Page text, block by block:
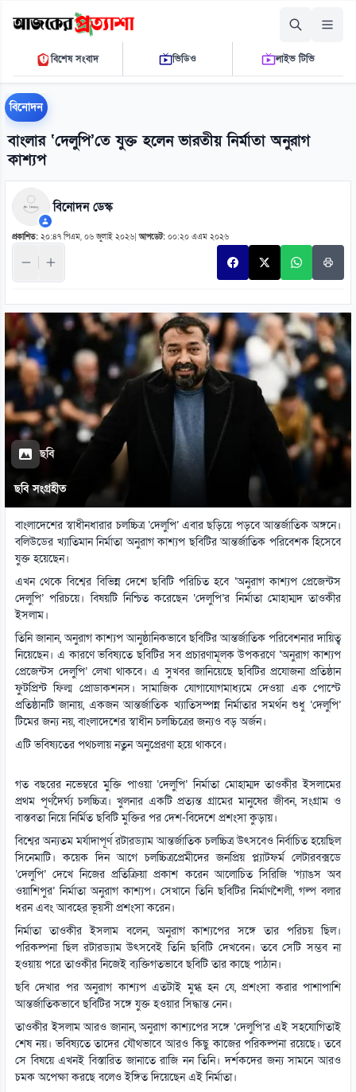
শনিবার, ০৮ আগস্ট ২০২৬
০৮:১৪:৩৪ এ.এম.THE DAILY AJKER PROTTASHA
বিশেষ সংবাদ ভিডিও লাইভ টিভি
বিনোদন
বাংলার ‘দেলুপি’তে যুক্ত হলেন ভারতীয় নির্মাতা অনুরাগ
কাশ্যপ
বিনোদন ডেস্ক
প্রকাশিত: ২০:৪৭ পিএম, ০৬ জুলাই ২০২৬ |আপডেট: ০০:২০ এএম ২০২৬
ছবি
ছবি সংগ্রহীত
বাংলাদেশের স্বাধীনধারার চলচ্চিত্র ‘দেলুপি’ এবার ছড়িয়ে পড়বে আন্তর্জাতিক অঙ্গনে।
বলিউডের খ্যাতিমান নির্মাতা অনুরাগ কাশ্যপ ছবিটির আন্তর্জাতিক পরিবেশক হিসেবে
যুক্ত হয়েছেন।
এখন থেকে বিশ্বের বিভিন্ন দেশে ছবিটি পরিচিত হবে ‘অনুরাগ কাশ্যপ প্রেজেন্টস
দেলুপি’ পরিচয়ে। বিষয়টি নিশ্চিত করেছেন ‘দেলুপি’র নির্মাতা মোহাম্মদ তাওকীর
ইসলাম।
তিনি জানান, অনুরাগ কাশ্যপ আনুষ্ঠানিকভাবে ছবিটির আন্তর্জাতিক পরিবেশনার দায়িত্ব
নিয়েছেন। এ কারণে ভবিষ্যতে ছবিটির সব প্রচারণামূলক উপকরণে ‘অনুরাগ কাশ্যপ
প্রেজেন্টস দেলুপি’ লেখা থাকবে। এ সুখবর জানিয়েছে ছবিটির প্রযোজনা প্রতিষ্ঠান
ফুটপ্রিন্ট ফিল্ম প্রোডাকশনস। সামাজিক যোগাযোগমাধ্যমে দেওয়া এক পোস্টে
প্রতিষ্ঠানটি জানায়, একজন আন্তর্জাতিক খ্যাতিসম্পন্ন নির্মাতার সমর্থন শুধু ‘দেলুপি’
টিমের জন্য নয়, বাংলাদেশের স্বাধীন চলচ্চিত্রের জন্যও বড় অর্জন।
এটি ভবিষ্যতের পথচলায় নতুন অনুপ্রেরণা হয়ে থাকবে।
গত বছরের নভেম্বরে মুক্তি পাওয়া ‘দেলুপি’ নির্মাতা মোহাম্মদ তাওকীর ইসলামের
প্রথম পূর্ণদৈর্ঘ্য চলচ্চিত্র। খুলনার একটি প্রত্যন্ত গ্রামের মানুষের জীবন, সংগ্রাম ও
বাস্তবতা নিয়ে নির্মিত ছবিটি মুক্তির পর দেশ-বিদেশে প্রশংসা কুড়ায়।
বিশ্বের অন্যতম মর্যাদাপূর্ণ রটারড্যাম আন্তর্জাতিক চলচ্চিত্র উৎসবেও নির্বাচিত হয়েছিল
সিনেমাটি। কয়েক দিন আগে চলচ্চিত্রপ্রেমীদের জনপ্রিয় প্ল্যাটফর্ম লেটারবক্সডে
‘দেলুপি’ দেখে নিজের প্রতিক্রিয়া প্রকাশ করেন আলোচিত সিরিজি ‘গ্যাঙস অব
ওয়াশিপুর’ নির্মাতা অনুরাগ কাশ্যপ। সেখানে তিনি ছবিটির নির্মাণশৈলী, গল্প বলার
ধরন এবং আবহের ভূয়সী প্রশংসা করেন।
নির্মাতা তাওকীর ইসলাম বলেন, অনুরাগ কাশ্যপের সঙ্গে তার পরিচয় ছিল।
পরিকল্পনা ছিল রটারড্যাম উৎসবেই তিনি ছবিটি দেখবেন। তবে সেটি সম্ভব না
হওয়ায় পরে তাওকীর নিজেই ব্যক্তিগতভাবে ছবিটি তার কাছে পাঠান।
ছবি দেখার পর অনুরাগ কাশ্যপ এতটাই মুগ্ধ হন যে, প্রশংসা করার পাশাপাশি
আন্তর্জাতিকভাবে ছবিটির সঙ্গে যুক্ত হওয়ার সিদ্ধান্ত নেন।
তাওকীর ইসলাম আরও জানান, অনুরাগ কাশ্যপের সঙ্গে ‘দেলুপি’র এই সহযোগিতাই
শেষ নয়। ভবিষ্যতে তাদের যৌথভাবে আরও কিছু কাজের পরিকল্পনা রয়েছে। তবে
সে বিষয়ে এখনই বিস্তারিত জানাতে রাজি নন তিনি। দর্শকদের জন্য সামনে আরও
চমক অপেক্ষা করছে বলেও ইঙ্গিত দিয়েছেন এই নির্মাতা।